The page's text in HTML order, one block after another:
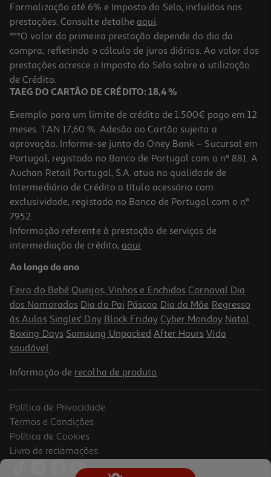
5.0
Chocolates Maltesers 135g
26.59 €/Kg
3,59 €
Chocolate Maltesers 68g
39.56 €/Kg
2,69 €
Chocolate Bounty Single 57g
Formalização até 6% e Imposto do Selo, incluídos nas
prestações. Consulte detalhe aqui.
***O valor da primeira prestação depende do dia da
compra, refletindo o cálculo de juros diários. Ao valor das
prestações acresce o Imposto do Selo sobre a utilização
de Crédito.
TAEG DO CARTÃO DE CRÉDITO: 18,4 %
Exemplo para um limite de crédito de 1.500€ pago em 12
meses. TAN 17,60 %. Adesão ao Cartão sujeita a
aprovação. Informe-se junto do Oney Bank – Sucursal em
Portugal, registado no Banco de Portugal com o nº 881. A
Auchan Retail Portugal, S.A. atua na qualidade de
Intermediário de Crédito a título acessório com
exclusividade, registado no Banco de Portugal com o nº
7952.
Informação referente à prestação de serviços de
intermediação de crédito, aqui.
Ao longo do ano
Feira do Bebé Queijos, Vinhos e Enchidos Carnaval Dia
dos Namorados Dia do Pai Páscoa Dia da Mãe Regresso
às Aulas Singles' Day Black Friday Cyber Monday Natal
Boxing Days Samsung Unpacked After Hours Vida
saudável
Informação de recolha de produto.
Política de Privacidade
Termos e Condições
Política de Cookies
Livro de reclamações